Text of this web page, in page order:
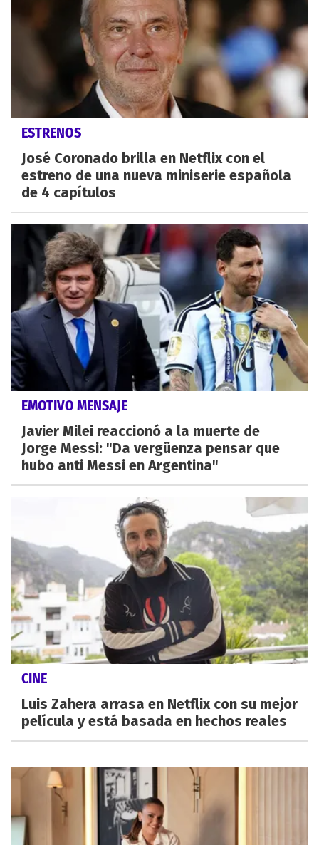
ESTRENOS
José Coronado brilla en Netflix con el
estreno de una nueva miniserie española
de 4 capítulos
EMOTIVO MENSAJE
Javier Milei reaccionó a la muerte de
Jorge Messi: "Da vergüenza pensar que
hubo anti Messi en Argentina"
CINE
Luis Zahera arrasa en Netflix con su mejor
película y está basada en hechos reales